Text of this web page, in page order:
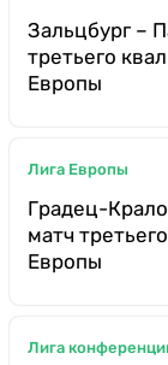
Зальцбург –
третьего
Европы
Лига Европы
Градец-
матч
Европы
Лига